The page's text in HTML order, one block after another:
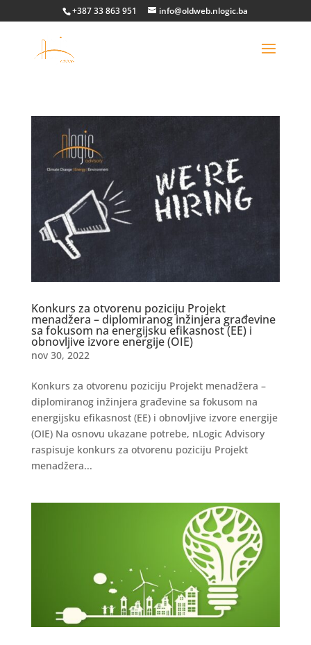
+387 33 863 951 info@oldweb.nlogic.ba
Konkurs za otvorenu poziciju Projekt
menadžera – diplomiranog inžinjera građevine
sa fokusom na energijsku efikasnost (EE) i
obnovljive izvore energije (OIE)
nov 30, 2022
Konkurs za otvorenu poziciju Projekt menadžera –
diplomiranog inžinjera građevine sa fokusom na
energijsku efikasnost (EE) i obnovljive izvore energije
(OIE) Na osnovu ukazane potrebe, nLogic Advisory
raspisuje konkurs za otvorenu poziciju Projekt
menadžera...